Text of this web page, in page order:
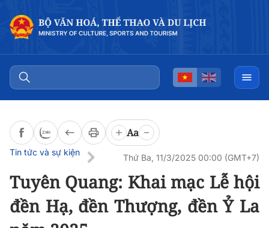
Aa
Tin tức và sự kiện
Thứ Ba, 11/3/2025 00:00 (GMT+7)
Tuyên Quang: Khai mạc Lễ hội
đền Hạ, đền Thượng, đền Ỷ La
Đọc bài